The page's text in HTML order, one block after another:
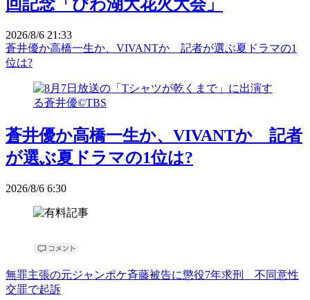
回記念「びわ湖大花火大会」
2026/8/6 21:33
蒼井優か高橋一生か、VIVANTか 記者が選ぶ夏ドラマの1
位は?
蒼井優か高橋一生か、VIVANTか 記者
が選ぶ夏ドラマの1位は?
2026/8/6 6:30
無罪主張の元ジャンポケ斉藤被告に懲役7年求刑 不同意性
交罪で起訴